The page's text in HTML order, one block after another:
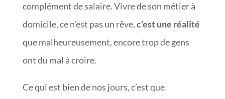
complément de salaire. Vivre de son métier à
domicile, ce n’est pas un rêve,c’est une réalité
que malheureusement, encore trop de gens
ont du mal à croire.
Ce qui est bien de nos jours, c’est que